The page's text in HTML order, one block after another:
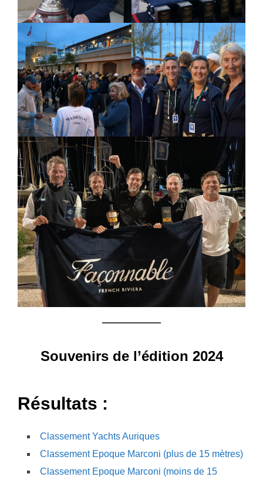
Souvenirs de l’édition 2024
Résultats :
Classement Yachts Auriques
Classement Epoque Marconi (plus de 15 mètres)
Classement Epoque Marconi (moins de 15